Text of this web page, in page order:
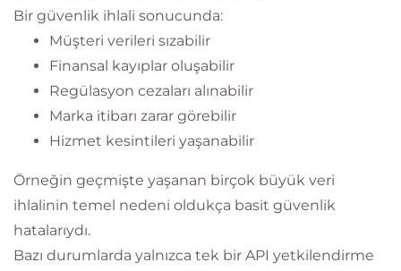
Bir güvenlik ihlali sonucunda:
Müşteri verileri sızabilir
Finansal kayıplar oluşabilir
Regülasyon cezaları alınabilir
Marka itibarı zarar görebilir
Hizmet kesintileri yaşanabilir
Örneğin geçmişte yaşanan birçok büyük veri
ihlalinin temel nedeni oldukça basit güvenlik
hatalarıydı.
Bazı durumlarda yalnızca tek bir API yetkilendirme